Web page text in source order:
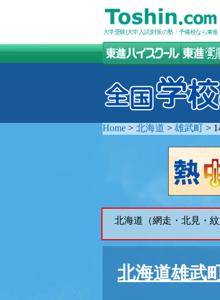
大学受験(大学入試)対策の塾・予備校なら東進
Home > 北海道 > 雄武町 >
北海道（網走・北見・
北海道雄武